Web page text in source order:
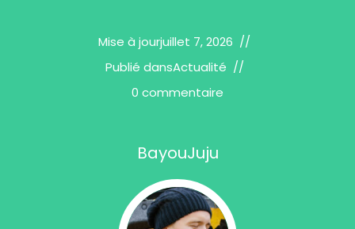
Mise à jourjuillet 7, 2026
Publié dansActualité
0 commentaire
BayouJuju